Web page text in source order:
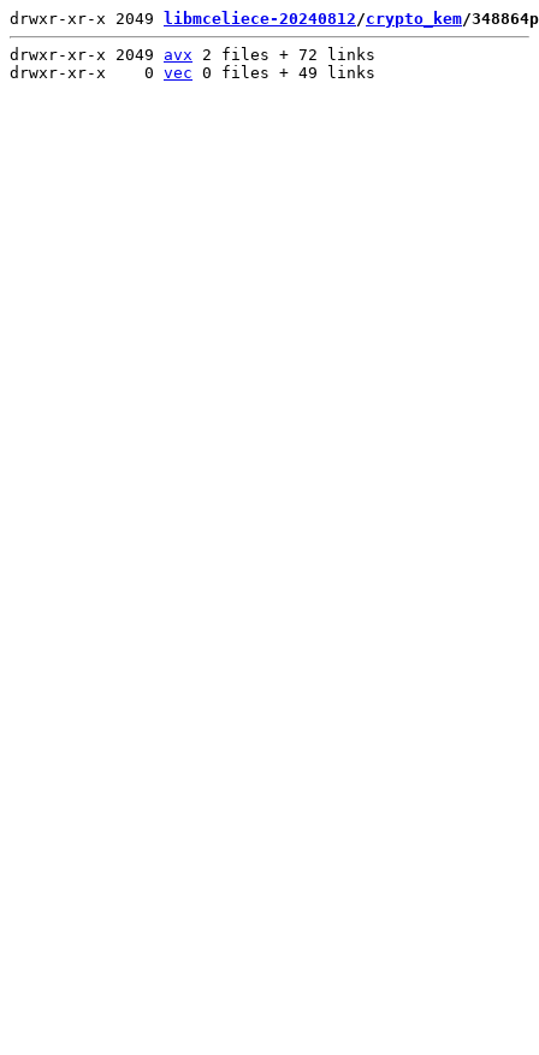
drwxr-xr-x 2049 libmceliece-20240812/crypto_kem/
drwxr-xr-x 2049 avx 2 files + 72 links
drwxr-xr-x    0 vec